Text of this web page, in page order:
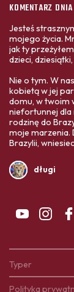
KOMENTARZ DNIA
Jesteś
mojego życia.
jak ty
dzieci,
Nie o tym. W
kobietą w jej
domu, w twoim
niefortunnej dla
rodzinę do
moje marzenia.
Brazylii,
długi
Typer
Polityka